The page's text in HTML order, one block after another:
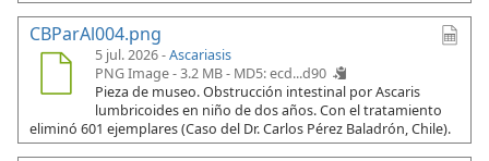
CBParAl004.png
5 jul. 2026 -Ascariasis
PNG Image - 3.2 MB - MD5: ecd...d90
Pieza de museo. Obstrucción intestinal por Ascaris
lumbricoides en niño de dos años. Con el tratamiento
eliminó 601 ejemplares (Caso del Dr. Carlos Pérez Baladrón, Chile).